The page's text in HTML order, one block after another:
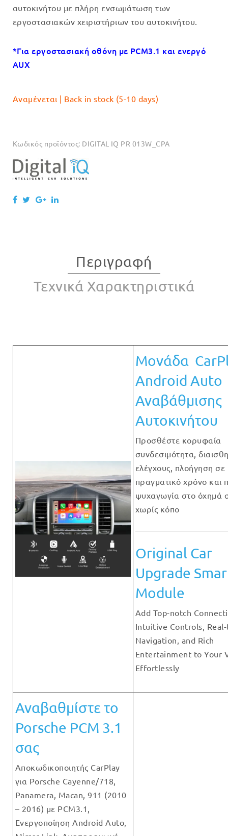
αυτοκινήτου με πλήρη ενσωμάτωση των
εργοστασιακών χειριστήριων του αυτοκινήτου.
*Για εργοστασιακή οθόνη με PCM3.1 και ενεργό
AUX
Αναμένεται | Back in stock (5-10 days)
Κωδικός προϊόντος: DIGITAL IQ PR 013W_CPA
Περιγραφή
Τεχνικά Χαρακτηριστικά
Μονάδα
Android Auto
Αναβάθμισης
Αυτοκινήτου
Προσθέστε κορυφαία
συνδεσιμότητα,
ελέγχους, πλοήγηση σε
πραγματικό χρόνο και
ψυχαγωγία στο όχημά
χωρίς κόπο
Original Car
Upgrade
Module
Add Top-notch
Intuitive Controls,
Navigation, and Rich
Entertainment to Your
Effortlessly
Αναβαθμίστε το
Porsche PCM 3.1
σας
Αποκωδικοποιητής CarPlay
για Porsche Cayenne/718,
Panamera, Macan, 911 (2010
– 2016) με PCM3.1,
Ενεργοποίηση Android Auto,